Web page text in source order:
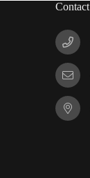
Contact